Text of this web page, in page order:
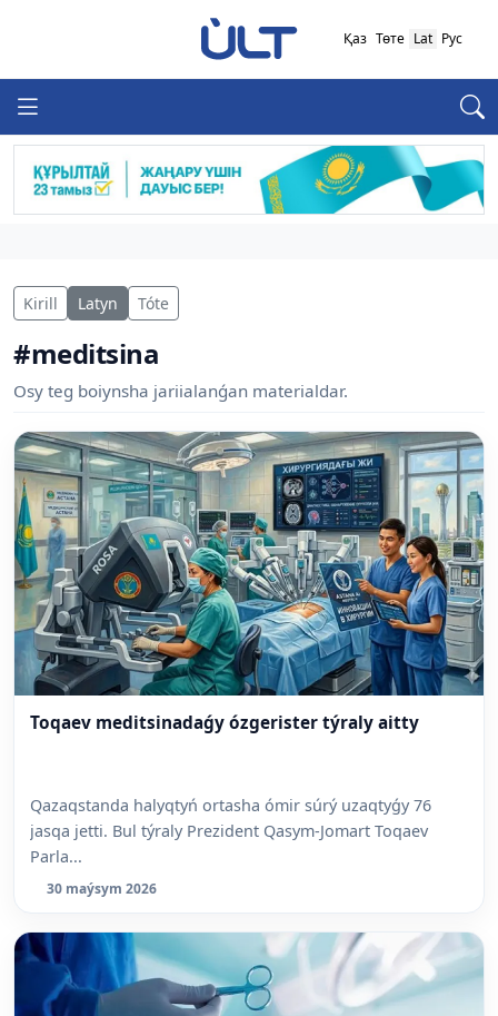
Қаз Төте Lat Рус
Kirill Latyn Tóte
#meditsina
Osy teg boiynsha jariialanǵan materialdar.
Toqaev meditsinadaǵy ózgerister týraly aitty
Qazaqstanda halyqtyń ortasha ómir súrý uzaqtyǵy 76
jasqa jetti. Bul týraly Prezident Qasym-Jomart Toqaev
Parla...
30 maýsym 2026